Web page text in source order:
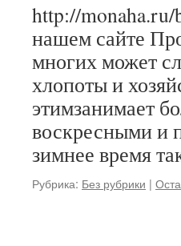
http://
нашем сайте
многих может
хлопоты и
этимзанимает
воскресными и
зимнее время
Рубрика: Без рубрики |